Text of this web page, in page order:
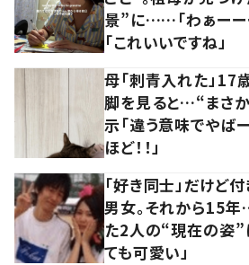
景”に……「わぁーー
「これいいですね」
母「刺青入れた」17歳
脚を見ると…“まさ
示「違う意味でやばー
ほど！！」
「好き同士」だけど
男女。それから15
た2人の“現在の姿
ても可愛い」